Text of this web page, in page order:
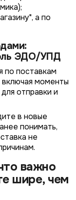
а по
ЭДО/УПД
по поставкам
включая моменты
отправки и
в новые
понимать,
не
важно
шире, чем